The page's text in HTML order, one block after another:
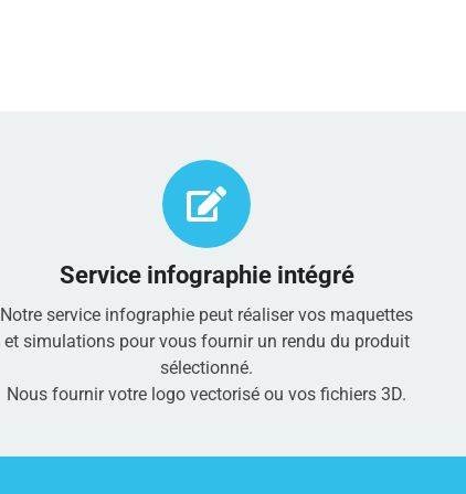
Service infographie intégré
Notre service infographie peut réaliser vos maquettes
et simulations pour vous fournir un rendu du produit
sélectionné.
Nous fournir votre logo vectorisé ou vos fichiers 3D.